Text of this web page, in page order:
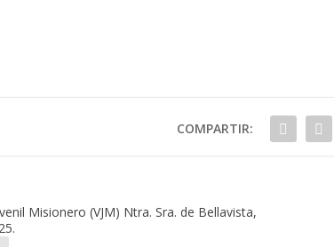
COMPARTIR:
Misionero (VJM) Ntra. Sra. de Bellavista,